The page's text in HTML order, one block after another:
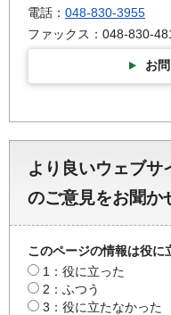
電話： 048-830-3955
ファックス：048-830-
お
より良いウェブサ
のご意見をお聞か
このページの情報は役に
1：役に立った
2：ふつう
3：役に立たなかった